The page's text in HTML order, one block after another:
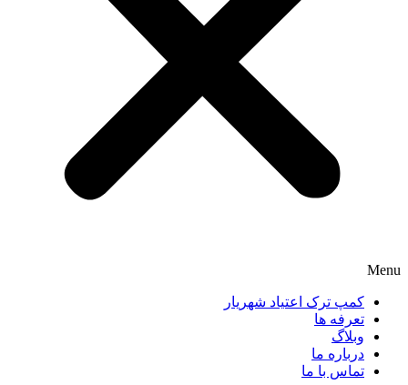
Menu
کمپ ترک اعتیاد شهریار
تعرفه ها
وبلاگ
درباره ما
تماس با ما